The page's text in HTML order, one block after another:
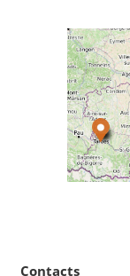
Contacts